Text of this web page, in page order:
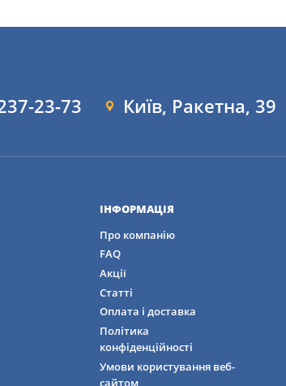
23-73 Київ, Ракетна, 39
ІНФОРМАЦІЯ
Про компанію
FAQ
Акції
Статті
Оплата і доставка
Політика
конфіденційності
Умови користування веб-
сайтом